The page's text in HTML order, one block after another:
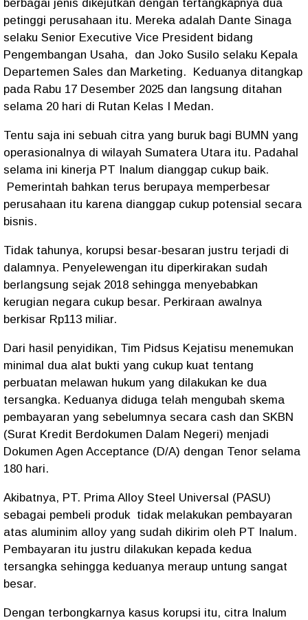
berbagai jenis dikejutkan dengan tertangkapnya dua
petinggi perusahaan itu. Mereka adalah Dante Sinaga
selaku Senior Executive Vice President bidang
Pengembangan Usaha,
dan Joko Susilo selaku Kepala
Departemen Sales dan Marketing.
Keduanya ditangkap
pada Rabu 17 Desember 2025 dan langsung ditahan
selama 20 hari di Rutan Kelas I Medan.
Tentu saja ini sebuah citra yang buruk bagi BUMN yang
operasionalnya di wilayah Sumatera Utara itu. Padahal
selama ini kinerja PT Inalum dianggap cukup baik.
Pemerintah bahkan terus berupaya memperbesar
perusahaan itu karena dianggap cukup potensial secara
bisnis.
Tidak tahunya, korupsi besar-besaran justru terjadi di
dalamnya. Penyelewengan itu diperkirakan sudah
berlangsung sejak 2018 sehingga menyebabkan
kerugian negara cukup besar. Perkiraan awalnya
berkisar Rp113 miliar.
Dari hasil penyidikan, Tim Pidsus Kejatisu menemukan
minimal dua alat bukti yang cukup kuat tentang
perbuatan melawan hukum yang dilakukan ke dua
tersangka. Keduanya diduga telah mengubah skema
pembayaran yang sebelumnya secara cash dan SKBN
(Surat Kredit Berdokumen Dalam Negeri) menjadi
Dokumen Agen Acceptance (D/A) dengan Tenor selama
180 hari.
Akibatnya, PT. Prima Alloy Steel Universal (PASU)
sebagai pembeli produk tidak melakukan pembayaran
atas aluminim alloy yang sudah dikirim oleh PT Inalum.
Pembayaran itu justru dilakukan kepada kedua
tersangka sehingga keduanya meraup untung sangat
besar.
Dengan terbongkarnya kasus korupsi itu, citra Inalum